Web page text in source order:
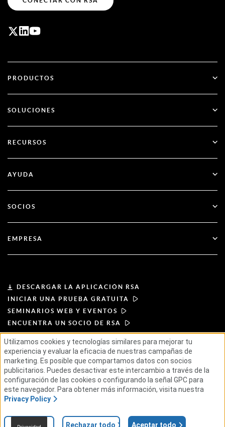
PRODUCTOS
SecurID
SOLUCIONES
Autenticación multifactor
Servicios financieros
RECURSOS
Blog
Documentación
AYUDA
Atención al cliente
SOCIOS
Hágase socio
EMPRESA
Liderazgo
Noticias y prensa
Recursos
Carreras profesionales
DESCARGAR LA APLICACIÓN RSA
INICIAR UNA PRUEBA GRATUITA
SEMINARIOS WEB Y EVENTOS
ENCUENTRA UN SOCIO DE RSA
CONDICIONES DE USO
POLÍTICA DE PRIVACIDAD
ACUERDOS ESTÁNDAR
PRINCIPIOS PARA PROVEEDORES
CADENA DE SUMINISTRO ÉTICAESG
© 2026 RSA Security USA LLC o sus filiales. Todos los derechos reservados.
Utilizamos cookies y tecnologías similares para mejorar tu
experiencia y evaluar la eficacia de nuestras campañas de
marketing. Es posible que compartamos datos con socios
publicitarios. Puedes desactivar este intercambio a través de la
configuración de las cookies o configurando la señal GPC para
este navegador. Para obtener más información, visita nuestra
Privacy Policy
Aceptar todo
Rechazar todo
Ajustes